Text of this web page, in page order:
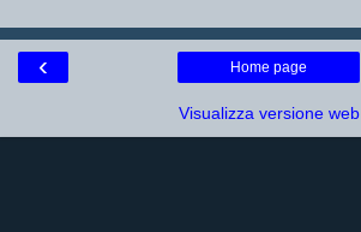
‹ Home page
Visualizza versione web